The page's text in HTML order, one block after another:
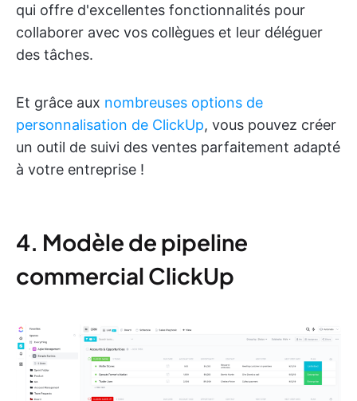
qui offre d'excellentes fonctionnalités pour
collaborer avec vos collègues et leur déléguer
des tâches.
Et grâce aux nombreuses options de
personnalisation de ClickUp, vous pouvez créer
un outil de suivi des ventes parfaitement adapté
à votre entreprise !
4. Modèle de pipeline
commercial ClickUp